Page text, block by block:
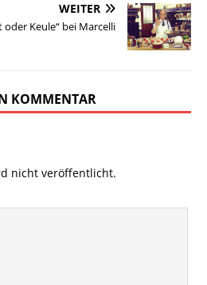
WEITER
oder Keule“ bei Marcelli
KOMMENTAR
nicht veröffentlicht.